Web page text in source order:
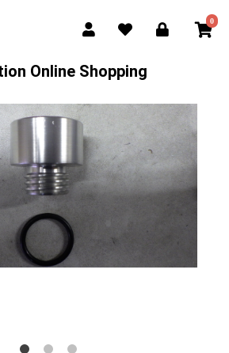
0
Online Shopping